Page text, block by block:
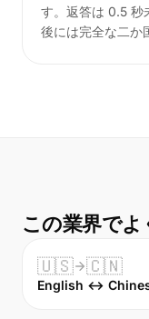
す。返答は 0.5 秒
後には完全な二か
この業界で
🇺🇸 🇨🇳
English ↔